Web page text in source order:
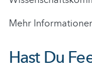
Mehr
Hast Du